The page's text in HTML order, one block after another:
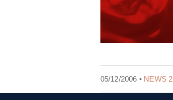
05/12/2006 • NEWS 2